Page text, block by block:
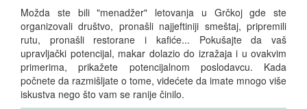
Možda ste bili "menadžer" letovanja u Grčkoj gde ste
organizovali društvo, pronašli najjeftiniji smeštaj, pripremili
rutu, pronašli restorane i kafiće... Pokušajte da vaš
upravljački potencijal, makar dolazio do izražaja i u ovakvim
primerima, prikažete potencijalnom poslodavcu. Kada
počnete da razmišljate o tome, videćete da imate mnogo više
iskustva nego što vam se ranije činilo.